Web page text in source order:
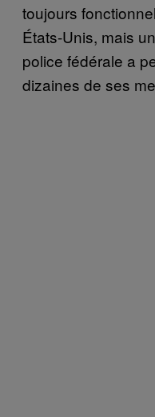
toujours
États-Unis, mais
police fédérale a
dizaines de ses